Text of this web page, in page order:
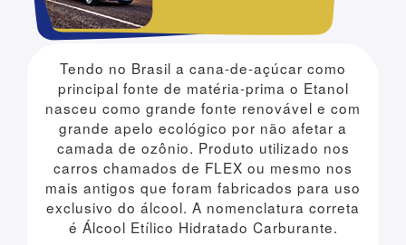
Tendo no Brasil a cana-de-açúcar como
principal fonte de matéria-prima o Etanol
nasceu como grande fonte renovável e com
grande apelo ecológico por não afetar a
camada de ozônio. Produto utilizado nos
carros chamados de FLEX ou mesmo nos
mais antigos que foram fabricados para uso
exclusivo do álcool. A nomenclatura correta
é Álcool Etílico Hidratado Carburante.